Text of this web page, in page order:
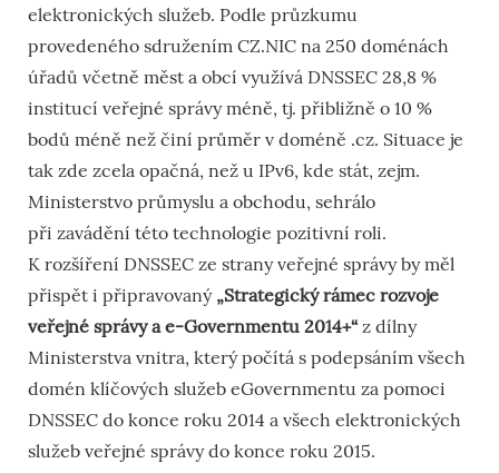
elektronických služeb. Podle průzkumu
provedeného sdružením CZ.NIC na 250 doménách
úřadů včetně měst a obcí využívá DNSSEC 28,8 %
institucí veřejné správy méně, tj. přibližně o 10 %
bodů méně než činí průměr v doméně .cz. Situace je
tak zde zcela opačná, než u IPv6, kde stát, zejm.
Ministerstvo průmyslu a obchodu, sehrálo
při zavádění této technologie pozitivní roli.
K rozšíření DNSSEC ze strany veřejné správy by měl
přispět i připravovaný „Strategický rámec rozvoje
veřejné správy a e-Governmentu 2014+“z dílny
Ministerstva vnitra, který počítá s podepsáním všech
domén klíčových služeb eGovernmentu za pomoci
DNSSEC do konce roku 2014 a všech elektronických
služeb veřejné správy do konce roku 2015.